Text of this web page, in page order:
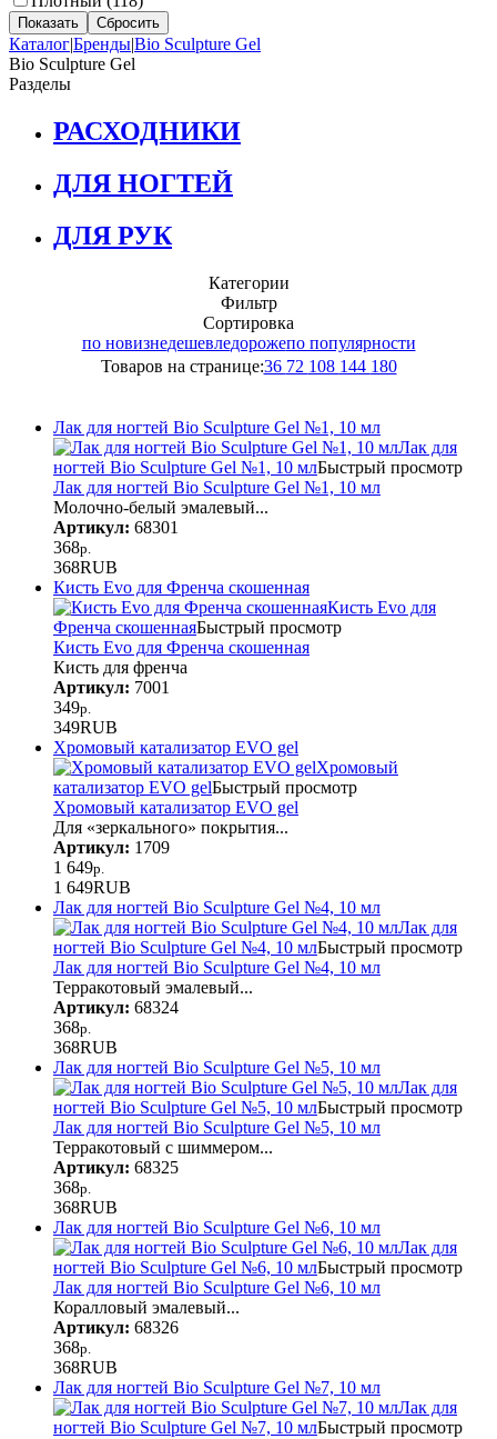
Каталог|Бренды|Bio Sculpture Gel
Bio Sculpture Gel
Разделы
РАСХОДНИКИ
ДЛЯ НОГТЕЙ
ДЛЯ РУК
Категории
Фильтр
Сортировка
по новизнедешевледорожепо популярности
Товаров на странице:36 72 108 144 180
Лак для ногтей Bio Sculpture Gel №1, 10 мл
Лак для
ногтей Bio Sculpture Gel №1, 10 млБыстрый просмотр
Лак для ногтей Bio Sculpture Gel №1, 10 мл
Молочно-белый эмалевый...
Артикул: 68301
368р.
368RUB
Кисть Evo для Френча скошенная
Кисть Evo для
Френча скошеннаяБыстрый просмотр
Кисть Evo для Френча скошенная
Кисть для френча
Артикул: 7001
349р.
349RUB
Хромовый катализатор EVO gel
Хромовый
катализатор EVO gelБыстрый просмотр
Хромовый катализатор EVO gel
Для «зеркального» покрытия...
Артикул: 1709
1 649р.
1 649RUB
Лак для ногтей Bio Sculpture Gel №4, 10 мл
Лак для
ногтей Bio Sculpture Gel №4, 10 млБыстрый просмотр
Лак для ногтей Bio Sculpture Gel №4, 10 мл
Терракотовый эмалевый...
Артикул: 68324
368р.
368RUB
Лак для ногтей Bio Sculpture Gel №5, 10 мл
Лак для
ногтей Bio Sculpture Gel №5, 10 млБыстрый просмотр
Лак для ногтей Bio Sculpture Gel №5, 10 мл
Терракотовый с шиммером...
Артикул: 68325
368р.
368RUB
Лак для ногтей Bio Sculpture Gel №6, 10 мл
Лак для
ногтей Bio Sculpture Gel №6, 10 млБыстрый просмотр
Лак для ногтей Bio Sculpture Gel №6, 10 мл
Коралловый эмалевый...
Артикул: 68326
368р.
368RUB
Лак для ногтей Bio Sculpture Gel №7, 10 мл
Лак для
ногтей Bio Sculpture Gel №7, 10 млБыстрый просмотр